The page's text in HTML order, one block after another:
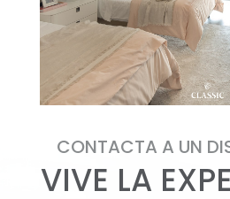
CONTACTA A UN
VIVE LA